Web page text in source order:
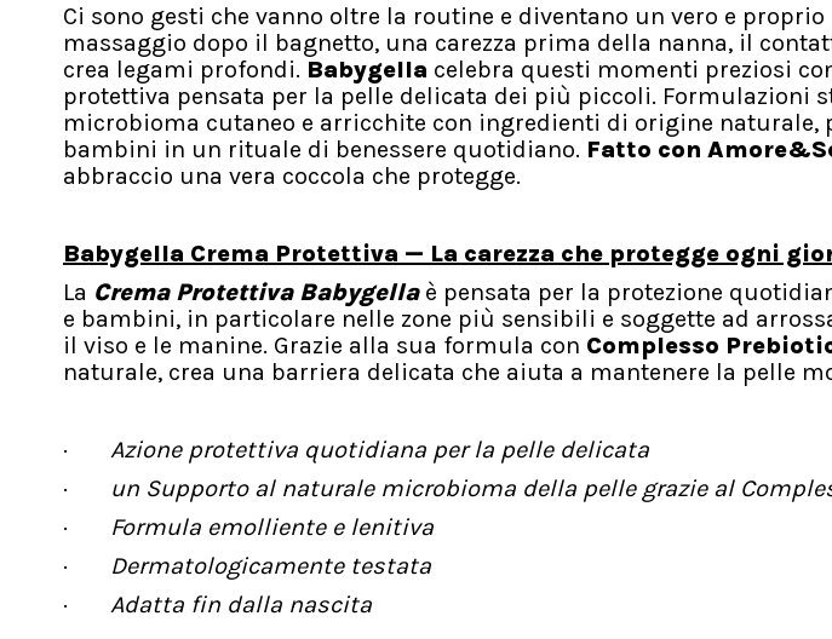
Ci sono gesti che vanno oltre la routine e diventano un vero e
massaggio dopo il bagnetto, una carezza prima della nanna, il
crea legami profondi. Babygella celebra questi momenti preziosi
protettiva pensata per la pelle delicata dei più piccoli. Formulazioni
microbioma cutaneo e arricchite con ingredienti di origine naturale,
bambini in un rituale di benessere quotidiano. Fatto con
abbraccio una vera coccola che protegge.
Babygella Crema Protettiva — La carezza che protegge ogni
La Crema Protettiva Babygellaè pensata per la protezione
e bambini, in particolare nelle zone più sensibili e soggette ad
il viso e le manine. Grazie alla sua formula con Complesso
naturale, crea una barriera delicata che aiuta a mantenere la pelle
· Azione protettiva quotidiana per la pelle delicata
· un Supporto al naturale microbioma della pelle grazie al
· Formula emolliente e lenitiva
· Dermatologicamente testata
· Adatta fin dalla nascita